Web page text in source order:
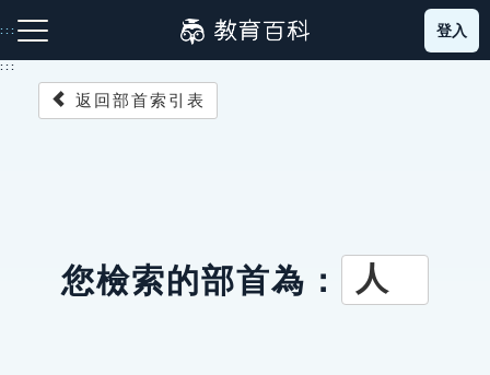
到
主
::: 登入
:::
返回部首索引表
您檢索的部首為： 人